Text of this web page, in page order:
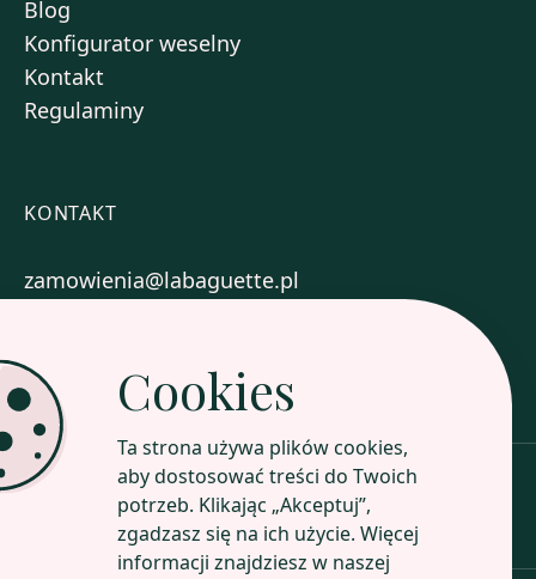
Cookies
Ta strona używa plików cookies,
aby dostosować treści do Twoich
potrzeb. Klikając „Akceptuj”,
zgadzasz się na ich użycie. Więcej
informacji znajdziesz w naszej
Blog
Konfigurator weselny
Kontakt
Regulaminy
KONTAKT
zamowienia@labaguette.pl
Zobacz nasze sklepy
Poznaj nasz profil